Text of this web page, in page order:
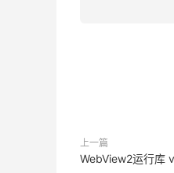
上一篇
WebView2运行